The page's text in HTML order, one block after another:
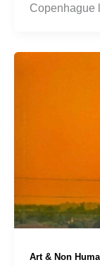
Copenhague
Art & Non